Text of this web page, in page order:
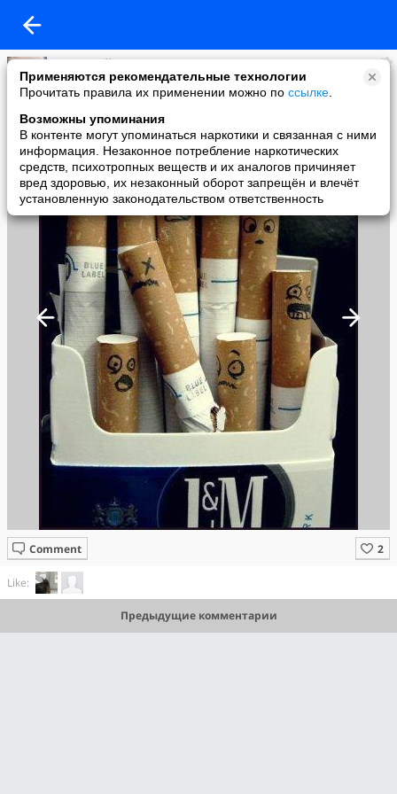
Применяются рекомендательные технологии
Прочитать правила их применении можно по ссылке
Возможны упоминания
В контенте могут упоминаться наркотики и связанная с ними
информация. Незаконное потребление наркотических
средств, психотропных веществ и их аналогов причиняет
вред здоровью, их незаконный оборот запрещён и влечёт
установленную законодательством ответственность
Железный Мякишь
added a photo
06 Mar в 23:40
Comment
Like:
Предыдущие комментарии